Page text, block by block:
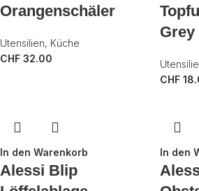
Orangenschäler
Utensilien, Küche
CHF 32.00
Grey
CHF
In den Warenkorb
Alessi Blip
In den